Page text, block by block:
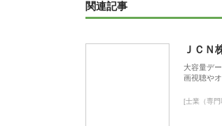
関連記事
ＪＣＮ
大容量デ
画視聴や
[士業（専